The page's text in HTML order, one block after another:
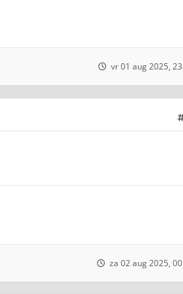
vr 01 aug 2025,
za 02 aug 2025,